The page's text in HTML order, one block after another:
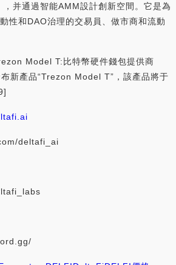
，并通過智能AMM設計創新空間。它是為
性和DAO治理的交易員、做市商和流動
Model T:比特幣硬件錢包提供商
新產品“Trezon Model T”，該產品將于
deltafi_ai